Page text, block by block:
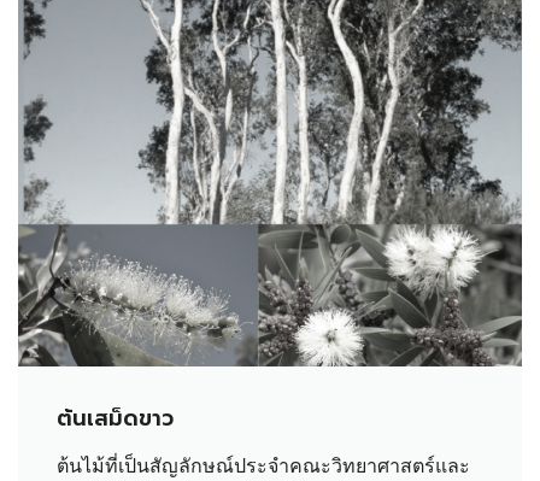
ต้นเสม็ดขาว
ต้นไม้ที่เป็นสัญลักษณ์ประจำคณะวิทยาศาสตร์และ